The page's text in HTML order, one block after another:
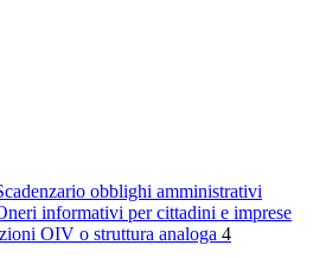
obblighi amministrativi
informativi per cittadini e imprese
OIV o struttura analoga 4